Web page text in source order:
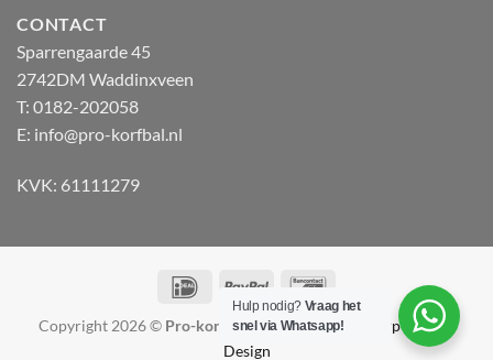
CONTACT
Sparrengaarde 45
2742DM Waddinxveen
T: 0182-202058
E: info@pro-korfbal.nl
KVK: 61111279
IDeal PayPal
Copyright 2026 © Pro-korfbal.nl|Webshop ontwerp Lamper
Design
Hulp nodig? Vraag het
snel via Whatsapp!